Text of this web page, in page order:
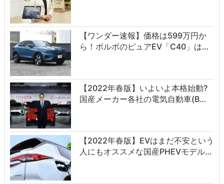
【ワンダー速報】価格は599万円か
ら！ボルボのピュアEV「C40」は…
【2022年春版】いよいよ本格始動?
国産メーカー各社の電気自動車(B…
【2022年春版】EVはまだ不安という
人にもオススメな国産PHEVモデル…